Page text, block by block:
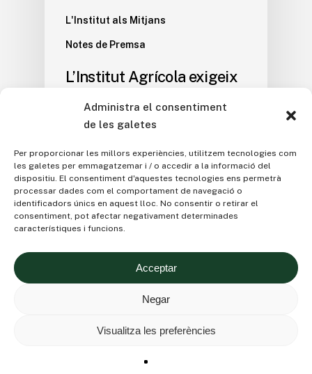
Administra el consentiment
de les galetes
Per proporcionar les millors experiències, utilitzem tecnologies com
les galetes per emmagatzemar i / o accedir a la informació del
dispositiu. El consentiment d'aquestes tecnologies ens permetrà
processar dades com el comportament de navegació o
identificadors únics en aquest lloc. No consentir o retirar el
consentiment, pot afectar negativament determinades
característiques i funcions.
Acceptar
Negar
Visualitza les preferències
L'Institut als Mitjans
Notes de Premsa
L’Institut Agrícola exigeix
exercir les seves
competències per
accelerar la vacunació
contra la dermatosi
nodular contagiosa
Barcelona, 24 d'octubre de 2025 L'Institut
Agrícola Català de Sant Isidre ha dirigit una